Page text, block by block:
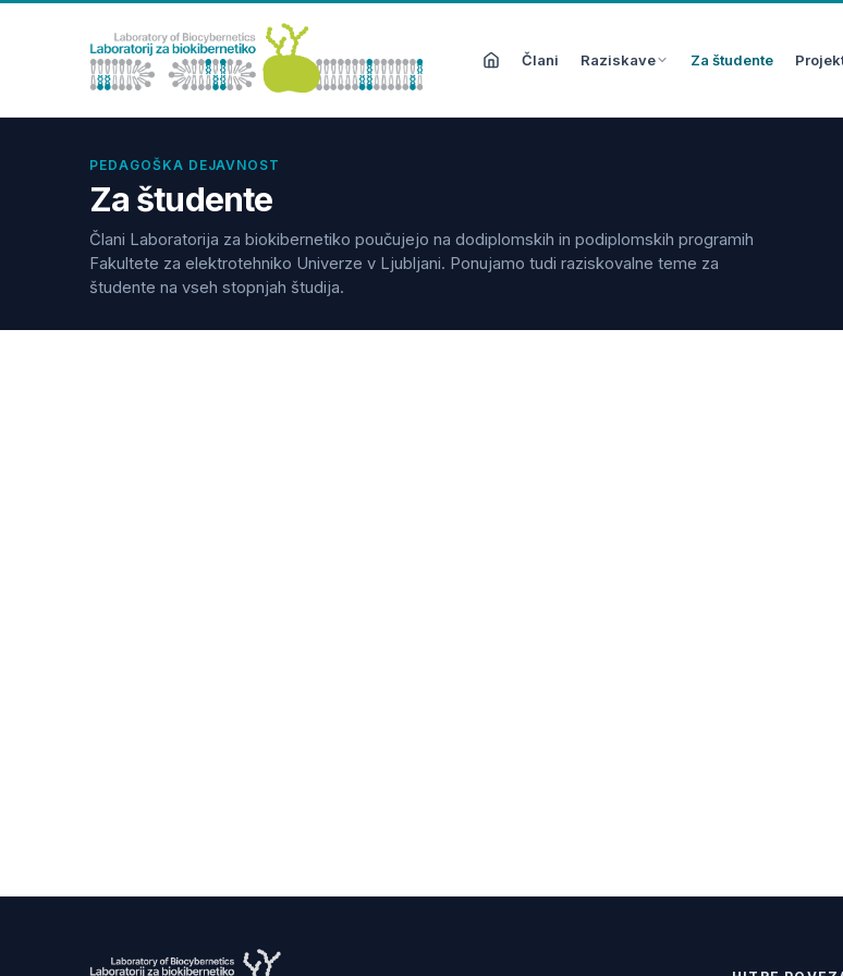
Člani Raziskave Za študente
PEDAGOŠKA DEJAVNOST
Za študente
Člani Laboratorija za biokibernetiko poučujejo na dodiplomskih in podiplomskih programih
Fakultete za elektrotehniko Univerze v Ljubljani. Ponujamo tudi raziskovalne teme za
študente na vseh stopnjah študija.